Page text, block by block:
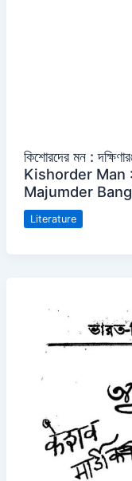
কিশোরদের মন :
Kishorder Man
Majumder
Literature